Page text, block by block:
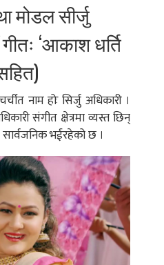
मोडल सीर्जु
‘आकाश धर्ति
नाम होः सिर्जु अधिकारी ।
संगीत क्षेत्रमा व्यस्त छिन्
भईरहेको छ ।